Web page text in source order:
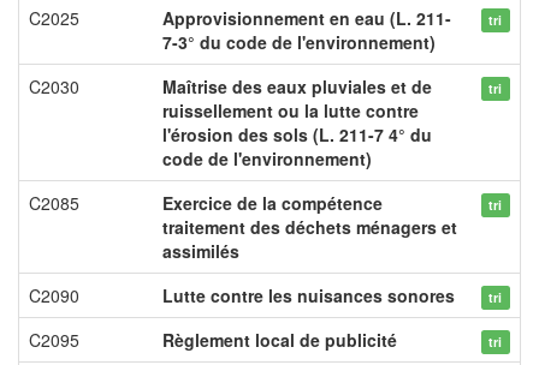
C2025
Approvisionnement en eau (L. 211-
7-3° du code de l'environnement)
tri
C2030
Maîtrise des eaux pluviales et de
ruissellement ou la lutte contre
l'érosion des sols (L. 211-7 4° du
code de l'environnement)
tri
C2085
Exercice de la compétence
traitement des déchets ménagers et
assimilés
tri
C2090 Lutte contre les nuisances sonores tri
C2095 Règlement local de publicité tri